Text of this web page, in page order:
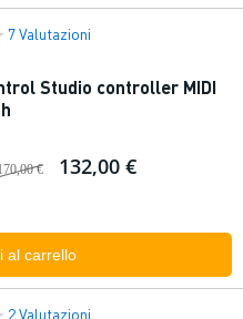
7 Valutazioni
Studio controller MIDI
€ 132,00 €
al carrello
2 Valutazioni